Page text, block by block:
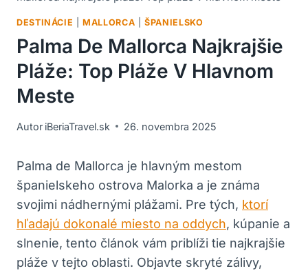
DESTINÁCIE |MALLORCA |ŠPANIELSKO
Palma De Mallorca Najkrajšie
Pláže: Top Pláže V Hlavnom
Meste
Autor iBeriaTravel.sk 26. novembra 2025
Palma de Mallorca je hlavným mestom
španielskeho ostrova Malorka a je známa
svojimi nádhernými plážami. Pre tých, ktorí
hľadajú dokonalé miesto na oddych, kúpanie a
slnenie, tento článok vám priblíži tie najkrajšie
pláže v tejto oblasti. Objavte skryté zálivy,